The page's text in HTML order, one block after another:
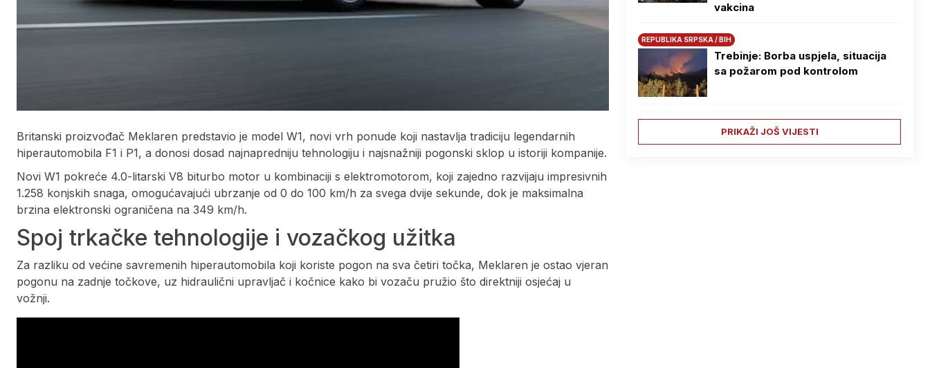
​Britanski proizvođač Meklaren predstavio je model W1, novi vrh ponude koji nastavlja tradiciju legendarnih
hiperautomobila F1 i P1, a donosi dosad najnapredniju tehnologiju i najsnažniji pogonski sklop u istoriji kompanije.
Novi W1 pokreće 4.0-litarski V8 biturbo motor u kombinaciji s elektromotorom, koji zajedno razvijaju impresivnih
1.258 konjskih snaga, omogućavajući ubrzanje od 0 do 100 km/h za svega dvije sekunde, dok je maksimalna
brzina elektronski ograničena na 349 km/h.
Spoj trkačke tehnologije i vozačkog užitka
Za razliku od većine savremenih hiperautomobila koji koriste pogon na sva četiri točka, Meklaren je ostao vjeran
pogonu na zadnje točkove, uz hidraulični upravljač i kočnice kako bi vozaču pružio što direktniji osjećaj u
vožnji.
vakcina
REPUBLIKA SRPSKA / BIH
Trebinje: Borba uspjela, situacija
sa požarom pod kontrolom
PRIKAŽI JOŠ VIJESTI